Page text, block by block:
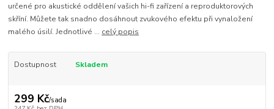
určené pro akustické oddělení vašich hi-fi zařízení a reproduktorových
skříní. Můžete tak snadno dosáhnout zvukového efektu při vynaložení
malého úsilí. Jednotlivé ... celý popis
Dostupnost Skladem
299 Kč/sada